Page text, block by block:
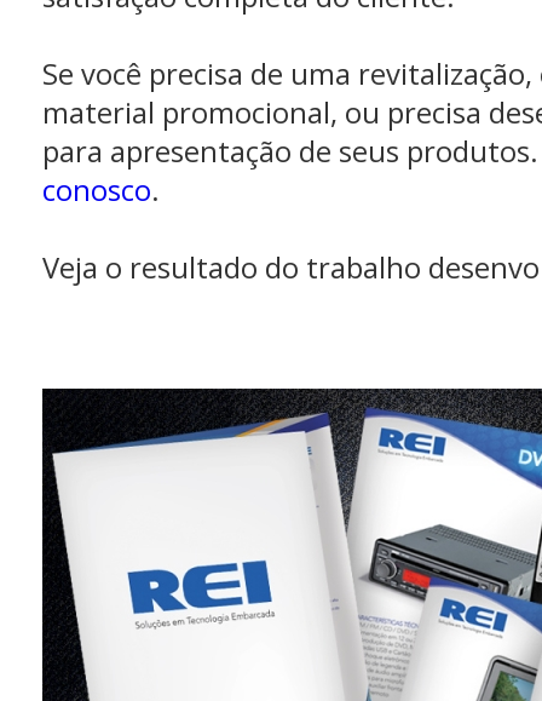
Se você precisa de uma
material promocional, ou precisa
para apresentação de seus
conosco.
Veja o resultado do trabalho